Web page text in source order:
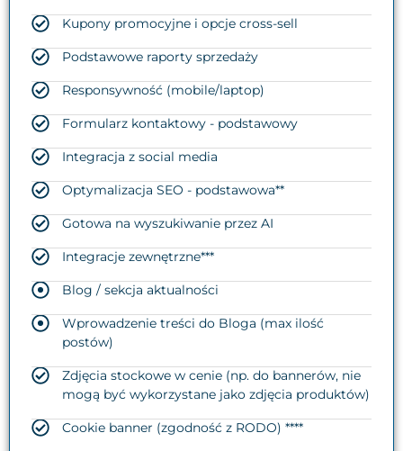
Kupony promocyjne i opcje cross-sell
Podstawowe raporty sprzedaży
Responsywność (mobile/laptop)
Formularz kontaktowy - podstawowy
Integracja z social media
Optymalizacja SEO - podstawowa**
Gotowa na wyszukiwanie przez AI
Integracje zewnętrzne***
Blog / sekcja aktualności
Wprowadzenie treści do Bloga (max ilość
postów)
Zdjęcia stockowe w cenie (np. do bannerów, nie
mogą być wykorzystane jako zdjęcia produktów)
Cookie banner (zgodność z RODO) ****